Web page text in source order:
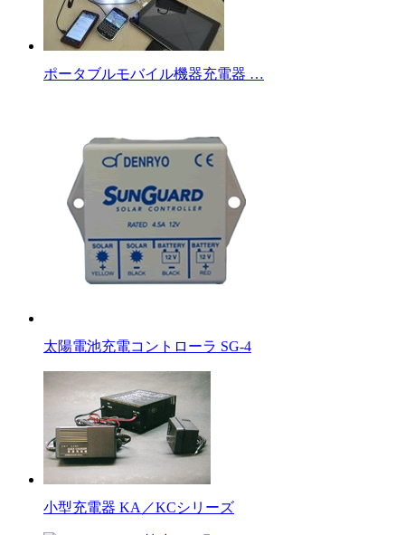
ポータブルモバイル機器充電器 …
太陽電池充電コントローラ SG-4
小型充電器 KA／KCシリーズ